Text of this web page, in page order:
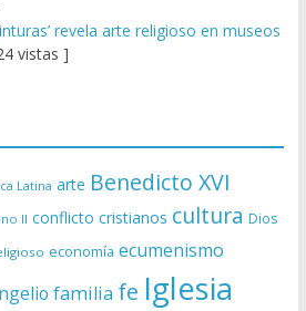
revela arte religioso en museos
vistas ]
Latina arte Benedicto XVI
II conflicto cristianos cultura Dios
economía ecumenismo
familia fe Iglesia